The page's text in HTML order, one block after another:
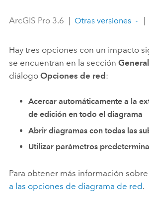
ArcGIS Pro 3.6 Otras versiones
Hay tres opciones con un impacto
se encuentran en la secciónGeneral
diálogoOpciones de red:
Acercar automáticamente a la
de edición en todo el diagrama
Abrir diagramas con todas las
Utilizar parámetros
Para obtener más información
a las opciones de diagrama de red.